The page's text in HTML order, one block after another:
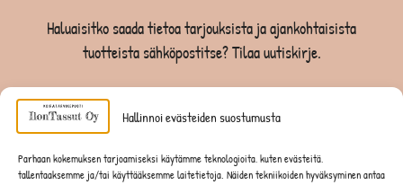
Hallinnoi evästeiden suostumusta
Parhaan kokemuksen tarjoamiseksi käytämme teknologioita, kuten evästeitä,
tallentaaksemme ja/tai käyttääksemme laitetietoja. Näiden tekniikoiden hyväksyminen antaa
Haluaisitko saada tietoa tarjouksista ja ajankohtaisista
tuotteista sähköpostitse? Tilaa uutiskirje.
TILAA UUTISKIRJE -SAAT -10% EKASTA TILAUKSESTA